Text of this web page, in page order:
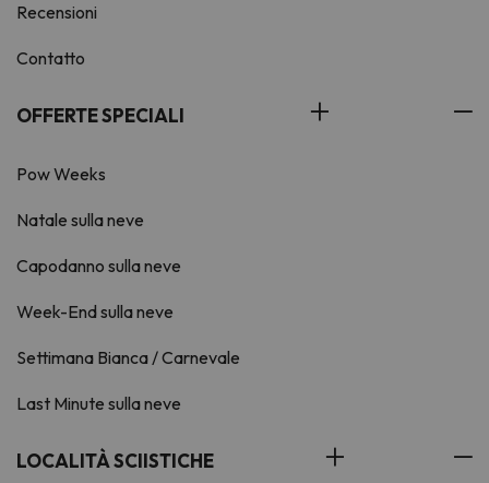
Recensioni
Contatto
OFFERTE SPECIALI
Pow Weeks
Natale sulla neve
Capodanno sulla neve
Week-End sulla neve
Settimana Bianca / Carnevale
Last Minute sulla neve
LOCALITÀ SCIISTICHE